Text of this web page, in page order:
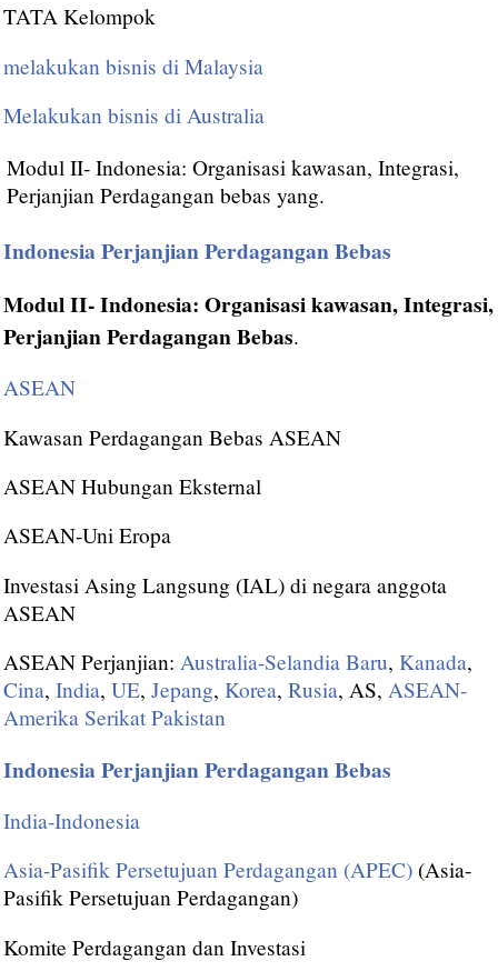
TATA Kelompok
melakukan bisnis di Malaysia
Melakukan bisnis di Australia
Modul II- Indonesia: Organisasi kawasan, Integrasi,
Perjanjian Perdagangan bebas yang.
Indonesia Perjanjian Perdagangan Bebas
Modul II- Indonesia: Organisasi kawasan, Integrasi,
Perjanjian Perdagangan Bebas.
ASEAN
Kawasan Perdagangan Bebas ASEAN
ASEAN Hubungan Eksternal
ASEAN-Uni Eropa
Investasi Asing Langsung (IAL) di negara anggota
ASEAN
ASEAN Perjanjian: Australia-Selandia Baru, Kanada,
Cina, India, UE, Jepang, Korea, Rusia, AS, ASEAN-
Amerika Serikat Pakistan
Indonesia Perjanjian Perdagangan Bebas
India-Indonesia
Asia-Pasifik Persetujuan Perdagangan (APEC) (Asia-
Pasifik Persetujuan Perdagangan)
Komite Perdagangan dan Investasi